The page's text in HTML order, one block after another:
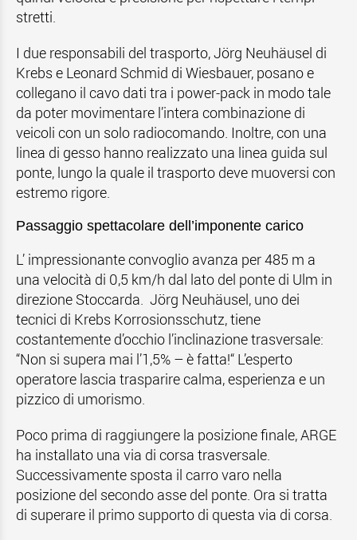
stretti.
I due responsabili del trasporto, Jörg Neuhäusel di
Krebs e Leonard Schmid di Wiesbauer, posano e
collegano il cavo dati tra i power-pack in modo tale
da poter movimentare l’intera combinazione di
veicoli con un solo radiocomando. Inoltre, con una
linea di gesso hanno realizzato una linea guida sul
ponte, lungo la quale il trasporto deve muoversi con
estremo rigore.
Passaggio spettacolare dell’imponente carico
L’ impressionante convoglio avanza per 485 m a
una velocità di 0,5 km/h dal lato del ponte di Ulm in
direzione Stoccarda. Jörg Neuhäusel, uno dei
tecnici di Krebs Korrosionsschutz, tiene
costantemente d’occhio l’inclinazione trasversale:
“Non si supera mai l’1,5% – è fatta!“ L’esperto
operatore lascia trasparire calma, esperienza e un
pizzico di umorismo.
Poco prima di raggiungere la posizione finale, ARGE
ha installato una via di corsa trasversale.
Successivamente sposta il carro varo nella
posizione del secondo asse del ponte. Ora si tratta
di superare il primo supporto di questa via di corsa.